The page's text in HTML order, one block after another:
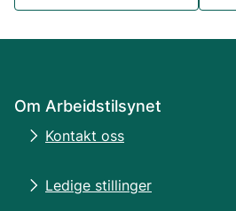
Om Arbeidstilsynet
Kontakt oss
Ledige stillinger